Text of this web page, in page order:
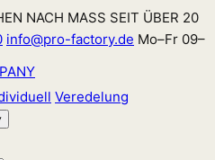
NACH MASS SEIT ÜBER 20
info@pro-factory.de Mo–Fr 09–
Veredelung